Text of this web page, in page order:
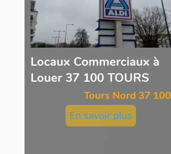
Locaux Commerciaux à
Louer 37 100 TOURS
Tours Nord 37 100
En savoir plus